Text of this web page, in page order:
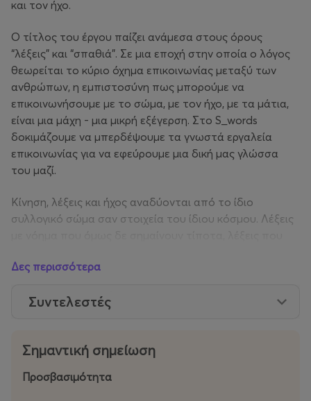
και τον ήχο.
Ο τίτλος του έργου παίζει ανάμεσα στους όρους
“λέξεις” και “σπαθιά”. Σε μια εποχή στην οποία ο λόγος
θεωρείται το κύριο όχημα επικοινωνίας μεταξύ των
ανθρώπων, η εμπιστοσύνη πως μπορούμε να
επικοινωνήσουμε με το σώμα, με τον ήχο, με τα μάτια,
είναι μια μάχη - μια μικρή εξέγερση. Στο S_words
δοκιμάζουμε να μπερδέψουμε τα γνωστά εργαλεία
επικοινωνίας για να εφεύρουμε μια δική μας γλώσσα
του μαζί.
Κίνηση, λέξεις και ήχος αναδύονται από το ίδιο
συλλογικό σώμα σαν στοιχεία του ίδιου κόσμου. Λέξεις
που παράγει λέξεις — όλα μπλεγμένα σε έναν χορό που
παράξενη πολυφωνία, μια γλώσσα κρυφή που
Δες περισσότερα
Συντελεστές
Σημαντική σημείωση
Προσβασιμότητα